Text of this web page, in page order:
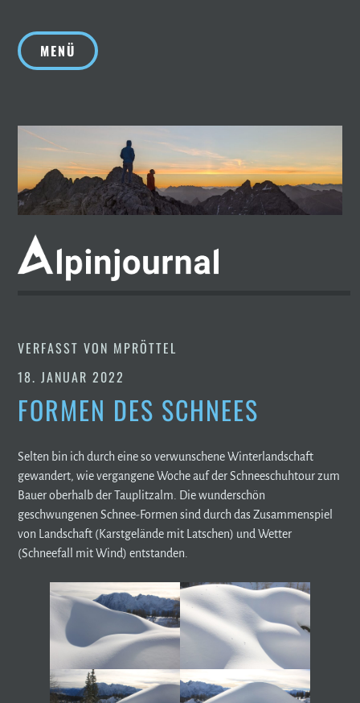
springen
MENÜ
VERFASST VON MPRÖTTEL
18. JANUAR 2022
FORMEN DES SCHNEES
Selten bin ich durch eine so verwunschene Winterlandschaft
gewandert, wie vergangene Woche auf der Schneeschuhtour zum
Bauer oberhalb der Tauplitzalm. Die wunderschön
geschwungenen Schnee-Formen sind durch das Zusammenspiel
von Landschaft (Karstgelände mit Latschen) und Wetter
(Schneefall mit Wind) entstanden.